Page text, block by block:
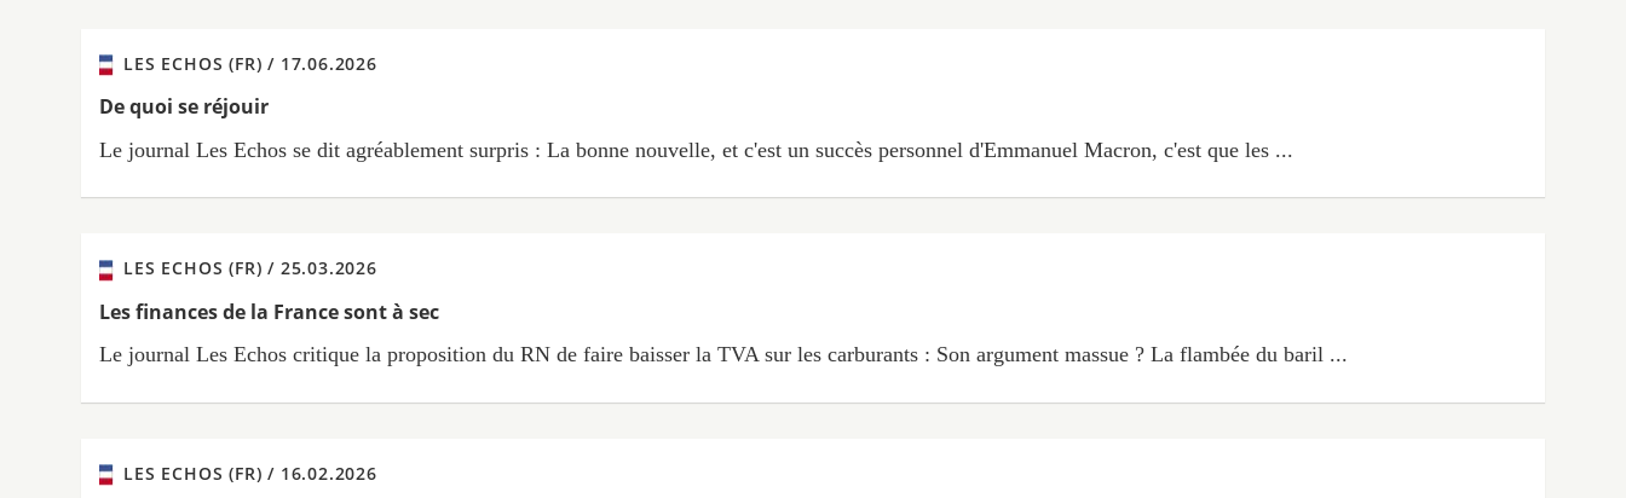
LES ECHOS (FR) / 17.06.2026
De quoi se réjouir
Le journal Les Echos se dit agréablement surpris : La bonne nouvelle, et c'est un succès personnel d'Emmanuel Macron, c'est que les ...
LES ECHOS (FR) / 25.03.2026
Les finances de la France sont à sec
Le journal Les Echos critique la proposition du RN de faire baisser la TVA sur les carburants : Son argument massue ? La flambée du baril ...
LES ECHOS (FR) / 16.02.2026